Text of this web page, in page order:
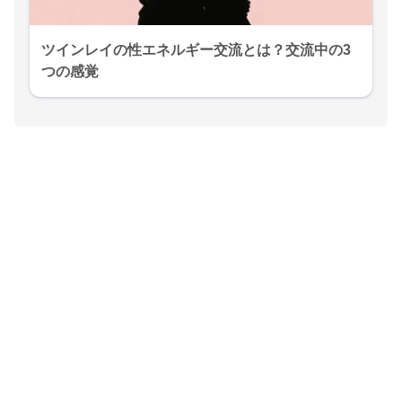
ツインレイの性エネルギー交流とは？交流中の3
つの感覚